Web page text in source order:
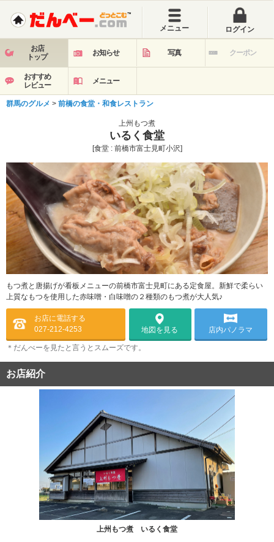
メニュー ログイン
お店
トップ
お知らせ 写真 クーポン
おすすめ
レビュー
メニュー
群馬のグルメ > 前橋の食堂・和食レストラン
上州もつ煮
いるく食堂
[食堂 : 前橋市富士見町小沢]
もつ煮と唐揚げが看板メニューの前橋市富士見町にある定食屋。新鮮で柔らい
上質なもつを使用した赤味噌・白味噌の２種類のもつ煮が大人気♪
お店に電話する
027-212-4253
地図を見る 店内パノラマ
＊だんべーを見たと言うとスムーズです。
お店紹介
上州もつ煮 いるく食堂